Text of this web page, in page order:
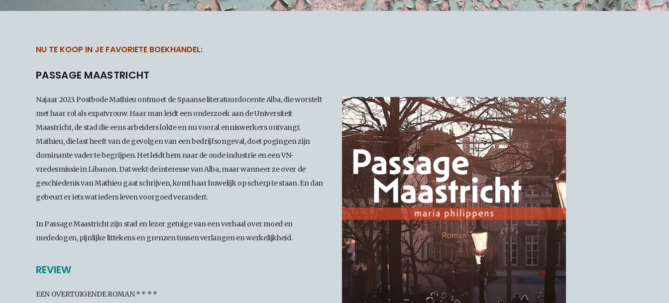
NU TE KOOP IN JE FAVORIETE BOEKHANDEL:
PASSAGE MAASTRICHT
Najaar 2023. Postbode Mathieu ontmoet de Spaanse literatuurdocente Alba, die worstelt
met haar rol als expatvrouw. Haar man leidt een onderzoek aan de Universiteit
Maastricht, de stad die eens arbeiders lokte en nu vooral enniswerkers ontvangt.
Mathieu, die last heeft van de gevolgen van een bedrijfsongeval, doet pogingen zijn
dominante vader te begrijpen. Het leidt hem naar de oude industrie en een VN-
vredesmissie in Libanon. Dat wekt de interesse van Alba, maar wanneer ze over de
geschiedenis van Mathieu gaat schrijven, komt haar huwelijk op scherp te staan. En dan
gebeurt er iets wat ieders leven voorgoed verandert.
In Passage Maastricht zijn stad en lezer getuige van een verhaal over moed en
mededogen, pijnlijke littekens en grenzen tussen verlangen en werkelijkheid.
REVIEW
EEN OVERTUIGENDE ROMAN * * * *